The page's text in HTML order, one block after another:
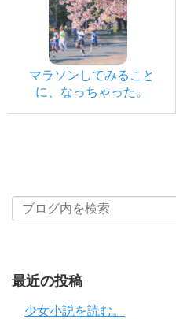
マラソンしてみること
に、なっちゃった。
最近の投稿
少女小説を読む。